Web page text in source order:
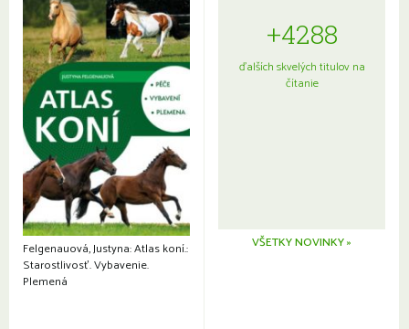
Felgenauová, Justyna: Atlas koní.:
Starostlivosť. Vybavenie.
Plemená
+4288
ďalších skvelých titulov na
čítanie
VŠETKY NOVINKY »